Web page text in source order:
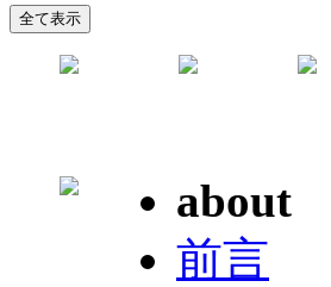
about
前言